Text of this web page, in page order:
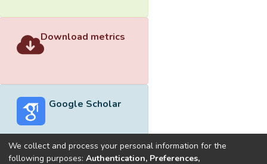
Download metrics
Google Scholar
We collect and process your personal information for the
following purposes: Authentication, Preferences,